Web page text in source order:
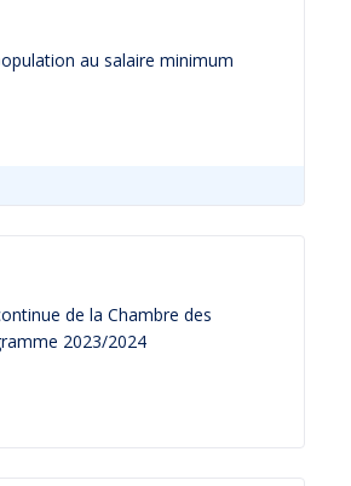
au salaire minimum
de la Chambre des
2023/2024